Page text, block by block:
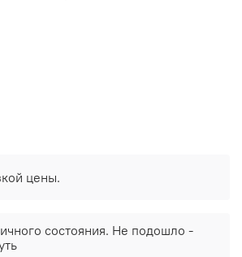
цены.
состояния. Не подошло -